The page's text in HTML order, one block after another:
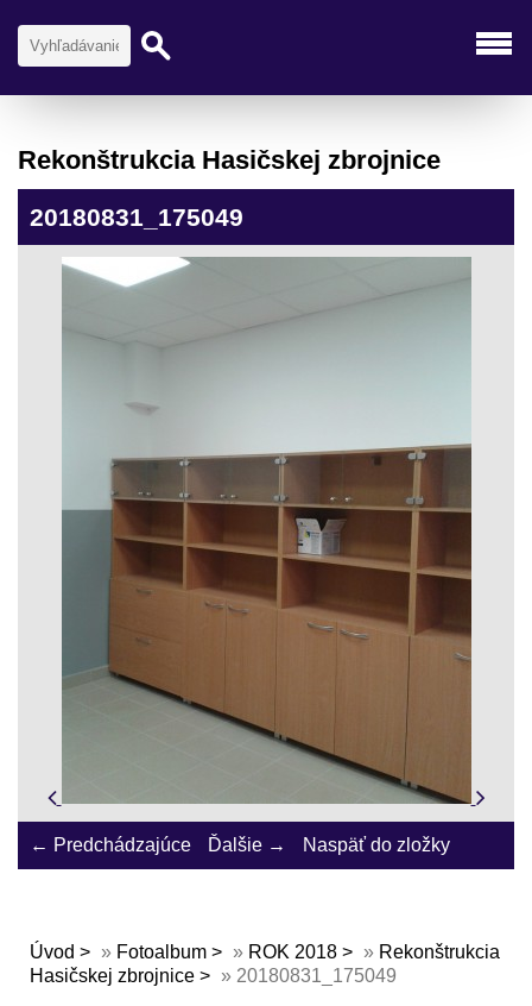
Rekonštrukcia Hasičskej zbrojnice
20180831_175049
← Predchádzajúce Ďalšie → Naspäť do zložky
Úvod » Fotoalbum » ROK 2018 » Rekonštrukcia
Hasičskej zbrojnice
» 20180831_175049